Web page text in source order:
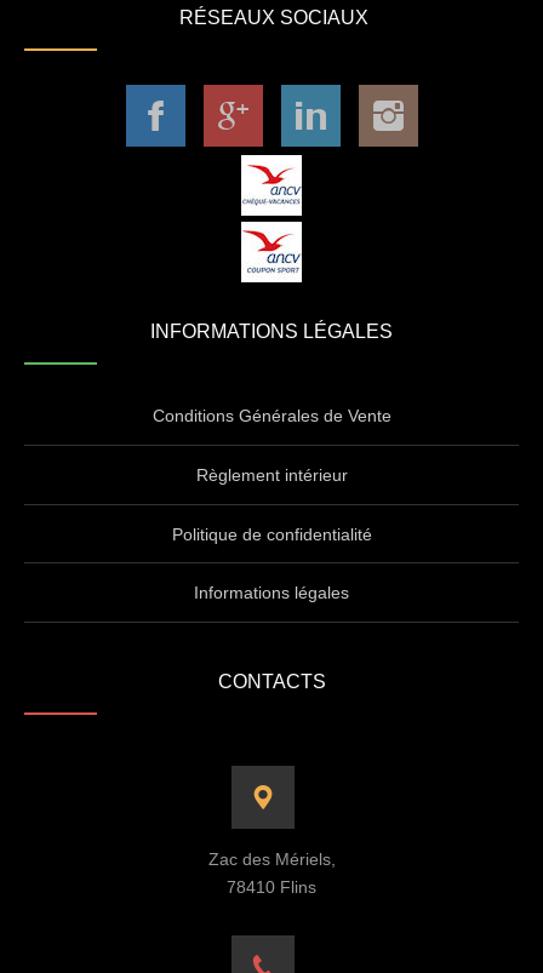
RÉSEAUX SOCIAUX
INFORMATIONS LÉGALES
Conditions Générales de Vente
Règlement intérieur
Politique de confidentialité
Informations légales
CONTACTS
Zac des Mériels,
78410 Flins